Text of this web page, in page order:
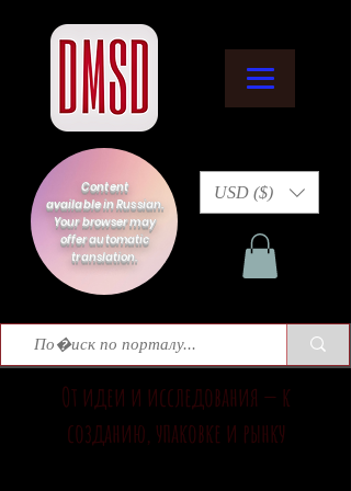
Content
available in Russian.
Your browser may
offer automatic
translation.
USD ($)
От идеи и исследования — к
созданию, упаковке и рынку